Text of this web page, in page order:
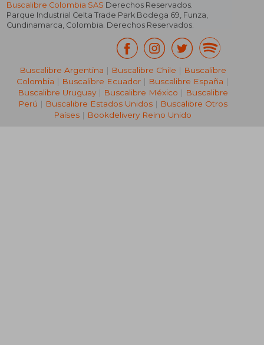
Buscalibre Colombia SAS Derechos Reservados.
Parque Industrial Celta Trade Park Bodega 69, Funza,
Cundinamarca, Colombia. Derechos Reservados.
Buscalibre Argentina | Buscalibre Chile | Buscalibre
Colombia | Buscalibre Ecuador | Buscalibre España |
Buscalibre Uruguay| Buscalibre México | Buscalibre
Perú | Buscalibre Estados Unidos| Buscalibre Otros
Países | Bookdelivery Reino Unido